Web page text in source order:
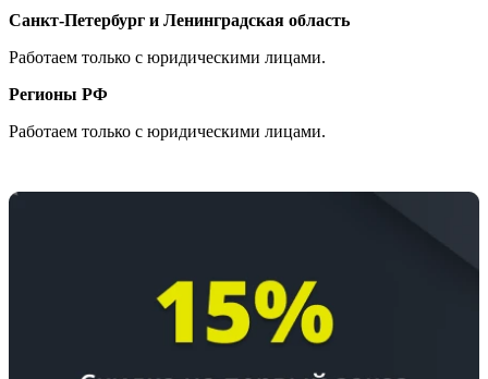
Санкт-Петербург и Ленинградская область
Работаем только с юридическими лицами.
Регионы РФ
Работаем только с юридическими лицами.